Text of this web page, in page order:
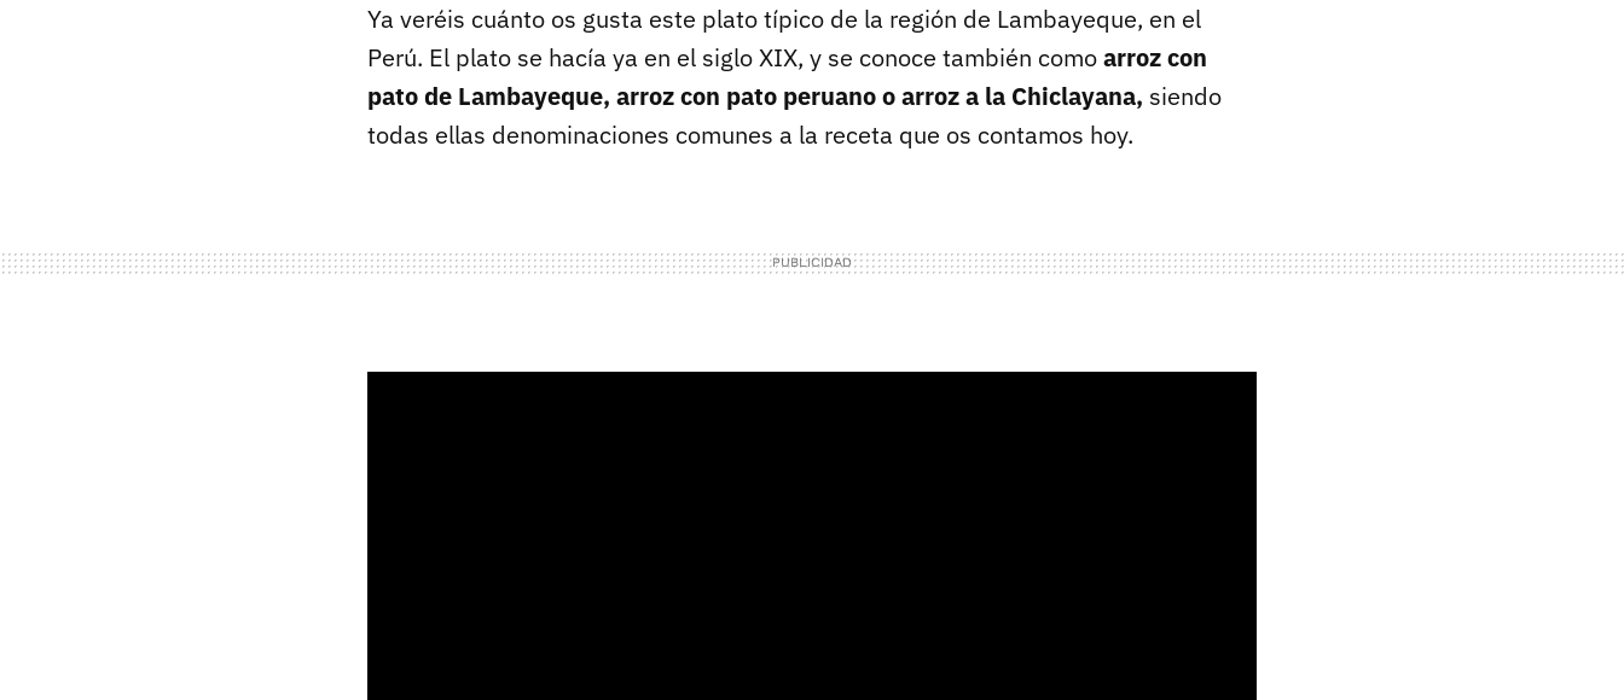
Ya veréis cuánto os gusta este plato típico de la región de Lambayeque, en el
Perú. El plato se hacía ya en el siglo XIX, y se conoce también comoarroz con
pato de Lambayeque, arroz con pato peruano o arroz a la Chiclayana, siendo
todas ellas denominaciones comunes a la receta que os contamos hoy.